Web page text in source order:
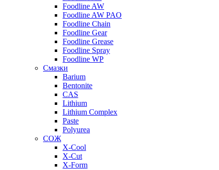
Foodline AW
Foodline AW PAO
Foodline Chain
Foodline Gear
Foodline Grease
Foodline Spray
Foodline WP
Смазки
Barium
Bentonite
CAS
Lithium
Lithium Complex
Paste
Polyurea
СОЖ
X-Cool
X-Cut
X-Form